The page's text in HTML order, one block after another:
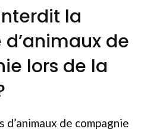
la
de
lors de la
de compagnie